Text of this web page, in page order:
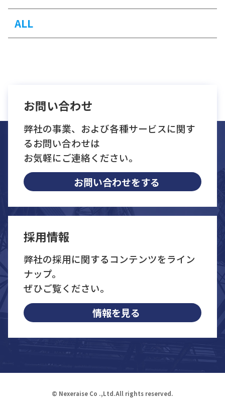
ALL
お問い合わせ
弊社の事業、および各種サービスに関す
るお問い合わせは
お気軽にご連絡ください。
お問い合わせをする
採用情報
弊社の採用に関するコンテンツをライン
ナップ。
ぜひご覧ください。
情報を見る
© Nexeraise Co .,Ltd.All rights reserved.